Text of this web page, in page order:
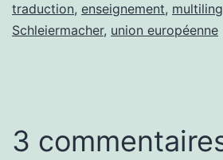
traduction, enseignement,
Schleiermacher, union européenne
3